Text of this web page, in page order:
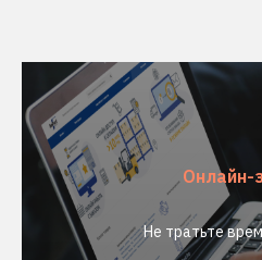
Онлайн-
Не тратьте